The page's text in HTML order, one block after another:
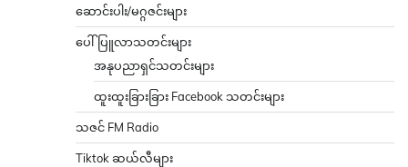
ဆောင်းပါး/မဂ္ဂဇင်းများ
ပေါ်ပြူလာသတင်းများ
အနုပညာရှင်သတင်းများ
ထူးထူးခြားခြား Facebook သတင်းများ
သဇင် FM Radio
Tiktok ဆယ်လီများ